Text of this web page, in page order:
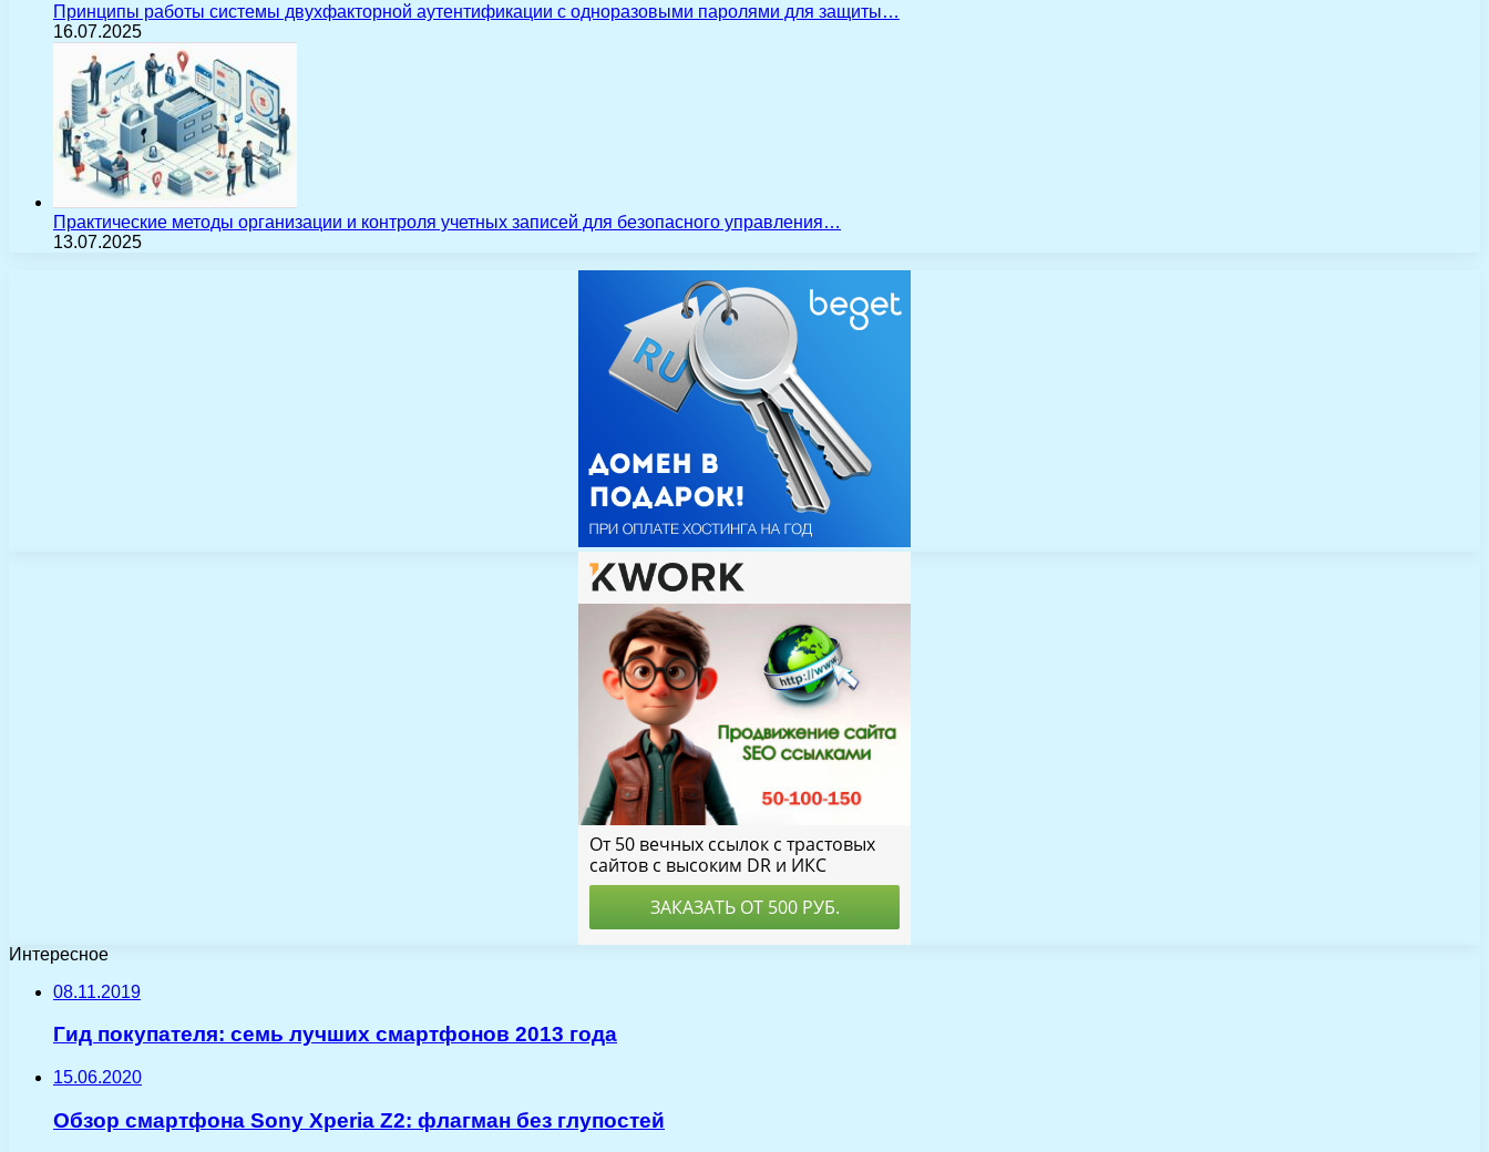
Принципы работы системы двухфакторной аутентификации с одноразовыми паролями для защиты…
16.07.2025
Практические методы организации и контроля учетных записей для безопасного управления…
13.07.2025
Интересное
08.11.2019
Гид покупателя: семь лучших смартфонов 2013 года
15.06.2020
Обзор смартфона Sony Xperia Z2: флагман без глупостей